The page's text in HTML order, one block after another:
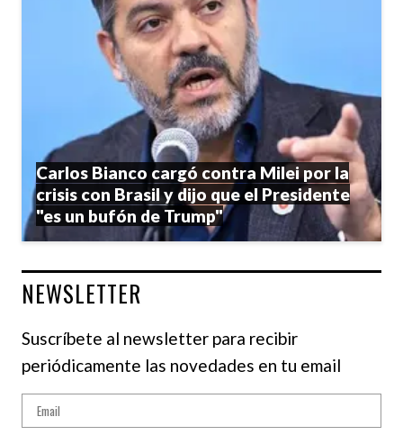
Carlos Bianco cargó contra Milei por la
crisis con Brasil y dijo que el Presidente
"es un bufón de Trump"
NEWSLETTER
Suscríbete al newsletter para recibir
periódicamente las novedades en tu email